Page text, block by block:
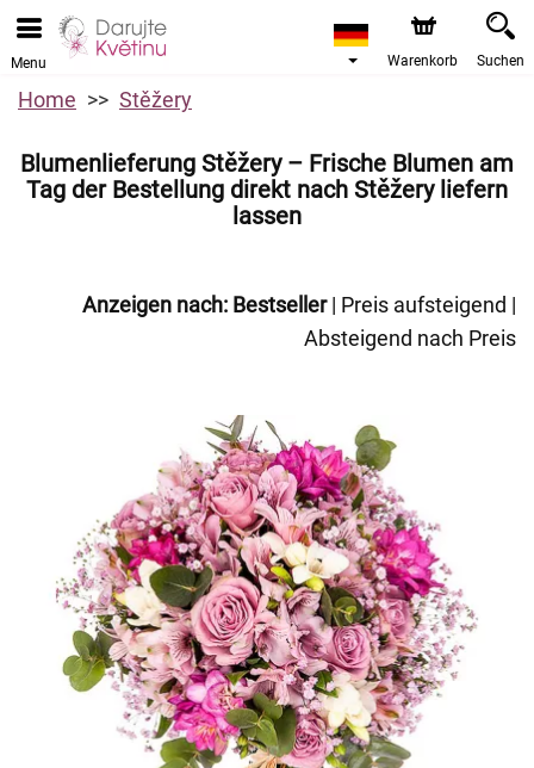
Menu Warenkorb Suchen
Home Stěžery
Blumenlieferung Stěžery – Frische Blumen am
Tag der Bestellung direkt nach Stěžery liefern
lassen
Anzeigen nach: Bestseller| Preis aufsteigend |
Absteigend nach Preis